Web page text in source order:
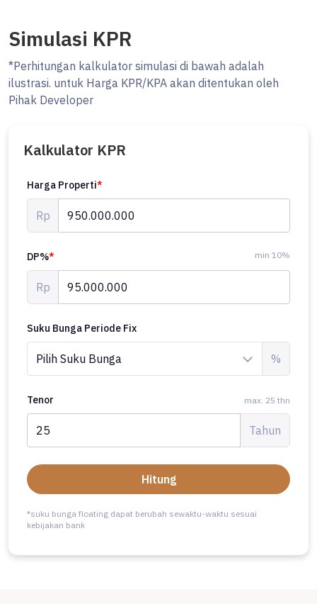
Simulasi KPR
*Perhitungan kalkulator simulasi di bawah adalah
ilustrasi. untuk Harga KPR/KPA akan ditentukan oleh
Pihak Developer
Kalkulator KPR
Harga Properti*
Rp
DP%* min 10%
Rp
Suku Bunga Periode Fix
%
Tenor max. 25 thn
Tahun
Hitung
*suku bunga floating dapat berubah sewaktu-waktu sesuai
kebijakan bank